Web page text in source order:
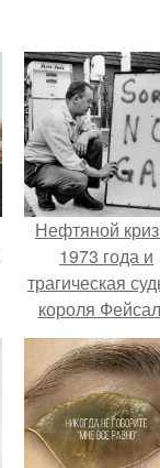
Нефтяной
1973 года и
трагическая
короля